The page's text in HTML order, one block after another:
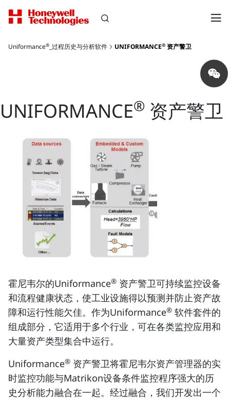
Uniformance® _过程历史与分析软件 UNIFORMANCE® 资产警卫
Share
on
wechat
UNIFORMANCE® 资产警卫
霍尼韦尔的Uniformance® 资产警卫可持续监控设备
和流程健康状态，使工业设施得以预测并防止资产故
障和运行性能欠佳。作为Uniformance® 软件套件的
组成部分，它适用于多个行业，可在各类监控应用和
大量资产类型集合中运行。
Uniformance® 资产警卫将霍尼韦尔资产管理器的实
时监控功能与Matrikon设备条件监控程序强大的历
史分析能力融合在一起。经过融合，我们开发出一个